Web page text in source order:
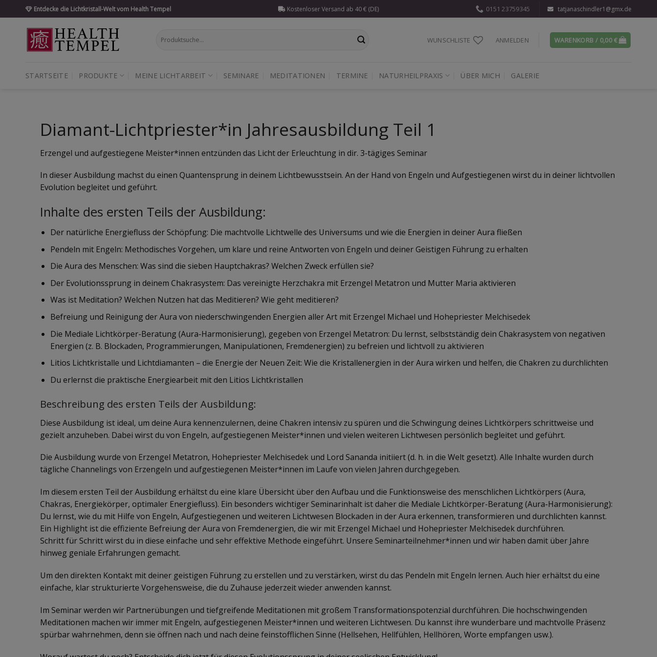
to
content
Entdecke die Lichtkristall-Welt vom Health Tempel Kostenloser Versand ab 40 € (DE) 0151 23759345 tatjanaschindler1@gmx.de
nach:
WUNSCHLISTE ANMELDEN WARENKORB / 0,00€
STARTSEITE PRODUKTE MEINE LICHTARBEIT SEMINARE MEDITATIONEN TERMINE NATURHEILPRAXIS ÜBER MICH GALERIE
Diamant-Lichtpriester*in Jahresausbildung Teil 1
Erzengel und aufgestiegene Meister*innen entzünden das Licht der Erleuchtung in dir. 3-tägiges Seminar
In dieser Ausbildung machst du einen Quantensprung in deinem Lichtbewusstsein. An der Hand von Engeln und Aufgestiegenen wirst du in deiner lichtvollen
Evolution begleitet und geführt.
Inhalte des ersten Teils der Ausbildung:
Der natürliche Energiefluss der Schöpfung: Die machtvolle Lichtwelle des Universums und wie die Energien in deiner Aura fließen
Pendeln mit Engeln: Methodisches Vorgehen, um klare und reine Antworten von Engeln und deiner Geistigen Führung zu erhalten
Die Aura des Menschen: Was sind die sieben Hauptchakras? Welchen Zweck erfüllen sie?
Der Evolutionssprung in deinem Chakrasystem: Das vereinigte Herzchakra mit Erzengel Metatron und Mutter Maria aktivieren
Was ist Meditation? Welchen Nutzen hat das Meditieren? Wie geht meditieren?
Befreiung und Reinigung der Aura von niederschwingenden Energien aller Art mit Erzengel Michael und Hohepriester Melchisedek
Die Mediale Lichtkörper-Beratung (Aura-Harmonisierung), gegeben von Erzengel Metatron: Du lernst, selbstständig dein Chakrasystem von negativen
Energien (z. B. Blockaden, Programmierungen, Manipulationen, Fremdenergien) zu befreien und lichtvoll zu aktivieren
Litios Lichtkristalle und Lichtdiamanten – die Energie der Neuen Zeit: Wie die Kristallenergien in der Aura wirken und helfen, die Chakren zu durchlichten
Du erlernst die praktische Energiearbeit mit den Litios Lichtkristallen
Beschreibung des ersten Teils der Ausbildung:
Diese Ausbildung ist ideal, um deine Aura kennenzulernen, deine Chakren intensiv zu spüren und die Schwingung deines Lichtkörpers schrittweise und
gezielt anzuheben. Dabei wirst du von Engeln, aufgestiegenen Meister*innen und vielen weiteren Lichtwesen persönlich begleitet und geführt.
Die Ausbildung wurde von Erzengel Metatron, Hohepriester Melchisedek und Lord Sananda initiiert (d. h. in die Welt gesetzt). Alle Inhalte wurden durch
tägliche Channelings von Erzengeln und aufgestiegenen Meister*innen im Laufe von vielen Jahren durchgegeben.
Im diesem ersten Teil der Ausbildung erhältst du eine klare Übersicht über den Aufbau und die Funktionsweise des menschlichen Lichtkörpers (Aura,
Chakras, Energiekörper, optimaler Energiefluss). Ein besonders wichtiger Seminarinhalt ist daher die Mediale Lichtkörper-Beratung (Aura-Harmonisierung):
Du lernst, wie du mit Hilfe von Engeln, Aufgestiegenen und weiteren Lichtwesen Blockaden in der Aura erkennen, transformieren und durchlichten kannst.
Ein Highlight ist die effiziente Befreiung der Aura von Fremdenergien, die wir mit Erzengel Michael und Hohepriester Melchisedek durchführen.
Schritt für Schritt wirst du in diese einfache und sehr effektive Methode eingeführt. Unsere Seminarteilnehmer*innen und wir haben damit über Jahre
hinweg geniale Erfahrungen gemacht.
Um den direkten Kontakt mit deiner geistigen Führung zu erstellen und zu verstärken, wirst du das Pendeln mit Engeln lernen. Auch hier erhältst du eine
einfache, klar strukturierte Vorgehensweise, die du Zuhause jederzeit wieder anwenden kannst.
Im Seminar werden wir Partnerübungen und tiefgreifende Meditationen mit großem Transformationspotenzial durchführen. Die hochschwingenden
Meditationen machen wir immer mit Engeln, aufgestiegenen Meister*innen und weiteren Lichtwesen. Du kannst ihre wunderbare und machtvolle Präsenz
spürbar wahrnehmen, denn sie öffnen nach und nach deine feinstofflichen Sinne (Hellsehen, Hellfühlen, Hellhören, Worte empfangen usw.).